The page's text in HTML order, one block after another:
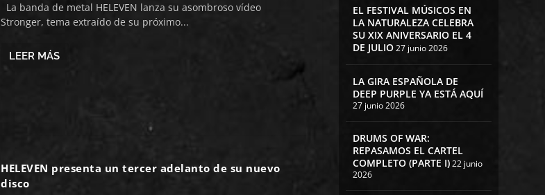
La banda de metal HELEVEN lanza su asombroso vídeo
Stronger, tema extraído de su próximo...
LEER MÁS
HELEVEN presenta un tercer adelanto de su nuevo
disco
EL FESTIVAL MÚSICOS EN
LA NATURALEZA CELEBRA
SU XIX ANIVERSARIO EL 4
DE JULIO27 junio 2026
LA GIRA ESPAÑOLA DE
DEEP PURPLE YA ESTÁ AQUÍ
27 junio 2026
DRUMS OF WAR:
REPASAMOS EL CARTEL
COMPLETO (PARTE I)22 junio
2026